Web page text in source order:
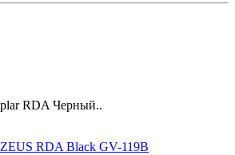
RDA Черный..